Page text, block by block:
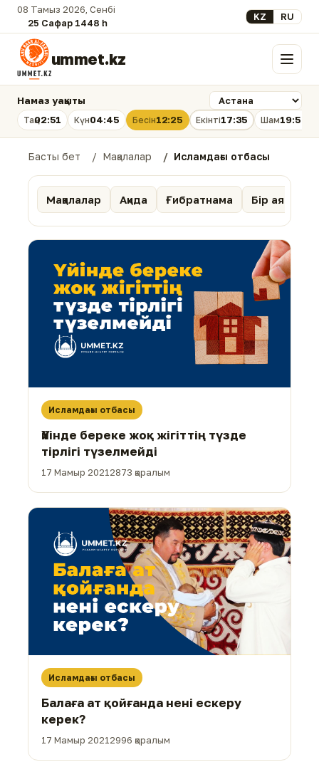
08 Тамыз 2026, Сенбі
25 Сафар 1448 һ.
Select your
KZ RU
ummet.kz Мәзір
Намаз уақыты
Таң02:51 Күн04:45 Бесін12:25 Екінті17:35 Шам19:54
Басты бет Мақалалар Исламдағы отбасы
Мақалалар Ақида Ғибратнама Бір аят
Исламдағы отбасы
Үйінде береке жоқ жігіттің түзде
тірлігі түзелмейді
17 Мамыр 2021 2873 қаралым
Исламдағы отбасы
Балаға ат қойғанда нені ескеру
керек?
17 Мамыр 2021 2996 қаралым